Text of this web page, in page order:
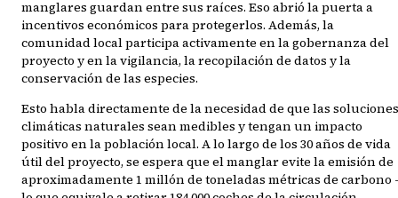
manglares guardan entre sus raíces. Eso abrió la puerta a
incentivos económicos para protegerlos. Además, la
comunidad local participa activamente en la gobernanza del
proyecto y en la vigilancia, la recopilación de datos y la
conservación de las especies.
Esto habla directamente de la necesidad de que las soluciones
climáticas naturales sean medibles y tengan un impacto
positivo en la población local. A lo largo de los 30 años de vida
útil del proyecto, se espera que el manglar evite la emisión de
aproximadamente 1 millón de toneladas métricas de carbono -